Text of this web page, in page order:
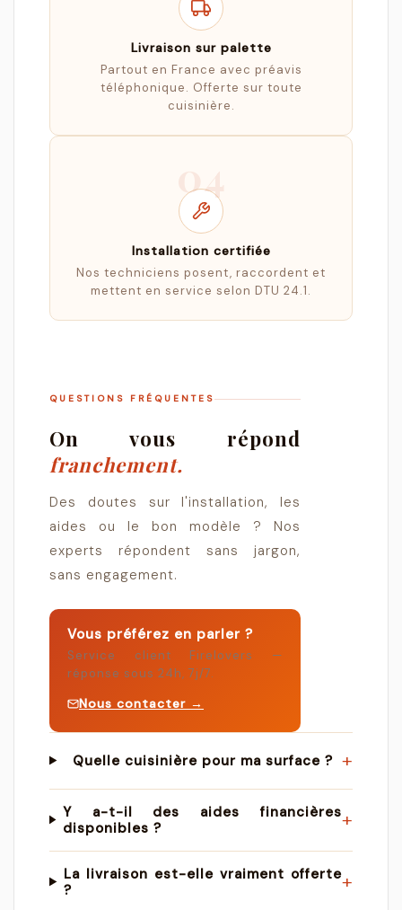
Livraison sur palette
Partout en France avec préavis
téléphonique. Offerte sur toute
cuisinière.
04
Installation certifiée
Nos techniciens posent, raccordent et
mettent en service selon DTU 24.1.
QUESTIONS FRÉQUENTES
On vous répond
franchement.
Des doutes sur l'installation, les
aides ou le bon modèle ? Nos
experts répondent sans jargon,
sans engagement.
Vous préférez en parler ?
Service client Firelovers —
réponse sous 24h, 7j/7.
Nous contacter →
Quelle cuisinière pour ma surface ? +
Y a-t-il des aides financières
disponibles ?
+
La livraison est-elle vraiment offerte
?
+